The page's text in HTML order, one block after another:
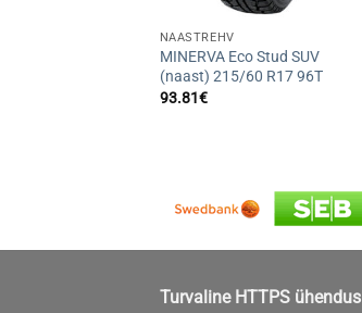
NAASTREHV
MINERVA Eco Stud SUV
(naast) 215/60 R17 96T
93.81€
Turvaline HTTPS ühendus